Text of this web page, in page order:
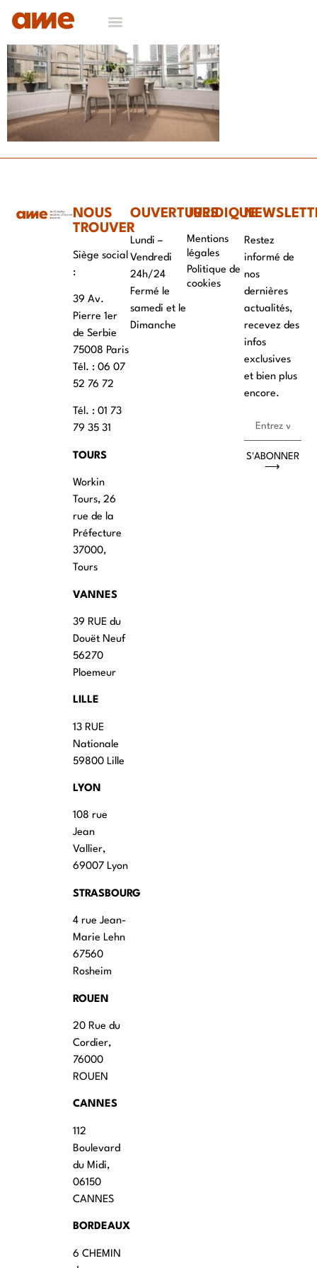
NOUS
TROUVER
Siège social
:
39 Av.
Pierre 1er
de Serbie
75008 Paris
Tél. : ‭06 07
52 76 72
Tél. : 01 73
79 35 31
TOURS
Workin
Tours, 26
rue de la
Préfecture
37000,
Tours
VANNES
39 RUE du
Douët Neuf
56270
Ploemeur
LILLE
13 RUE
Nationale
59800 Lille
LYON
108 rue
Jean
Vallier,
69007 Lyon
STRASBOURG
4 rue Jean-
Marie Lehn
67560
Rosheim
ROUEN
20 Rue du
Cordier,
76000
ROUEN
CANNES
112
Boulevard
du Midi,
06150
CANNES
BORDEAUX
6 CHEMIN
OUVERTURES
Lundi –
Vendredi
24h/24
Fermé le
samedi et le
Dimanche
JURIDIQUE
Mentions
légales
Politique de
cookies
Restez
informé de
nos
dernières
actualités,
recevez des
infos
exclusives
et bien plus
encore.
S'ABONNER
⟶